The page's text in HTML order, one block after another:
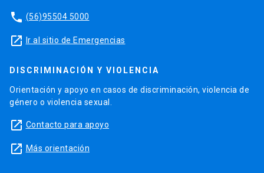
phone (56)95504 5000
launch Ir al sitio de Emergencias
DISCRIMINACIÓN Y VIOLENCIA
Orientación y apoyo en casos de discriminación, violencia de
género o violencia sexual.
launch Contacto para apoyo
launch Más orientación